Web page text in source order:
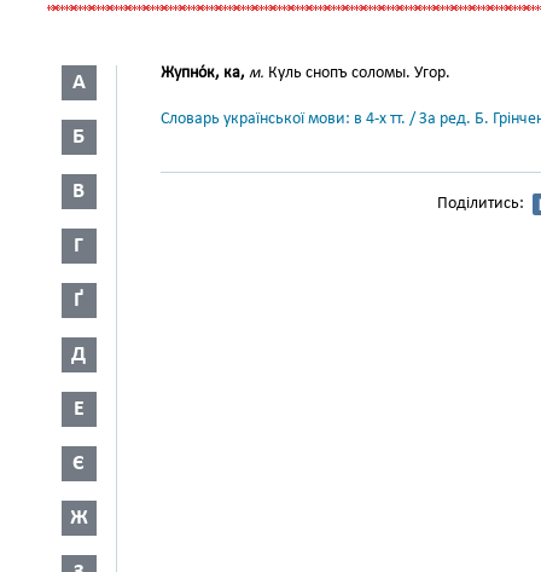
А
Б
В
Г
Ґ
Д
Е
Є
Ж
Жупно́к, ка, м. Куль снопъ соломы. Угор.
Словарь української мови: в 4-х тт. / За ред. Б.
Поділитись: